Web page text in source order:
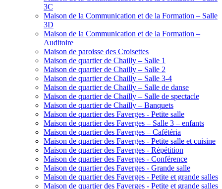
3C
Maison de la Communication et de la Formation – Salle
3D
Maison de la Communication et de la Formation –
Auditoire
Maison de paroisse des Croisettes
Maison de quartier de Chailly – Salle 1
Maison de quartier de Chailly – Salle 2
Maison de quartier de Chailly – Salle 3-4
Maison de quartier de Chailly – Salle de danse
Maison de quartier de Chailly – Salle de spectacle
Maison de quartier de Chailly – Banquets
Maison de quartier des Faverges - Petite salle
Maison de quartier des Faverges – Salle 3 – enfants
Maison de quartier des Faverges – Cafétéria
Maison de quartier des Faverges - Petite salle et cuisine
Maison de quartier des Faverges - Répétition
Maison de quartier des Faverges - Conférence
Maison de quartier des Faverges - Grande salle
Maison de quartier des Faverges - Petite et grande salles
Maison de quartier des Faverges - Petite et grande salles